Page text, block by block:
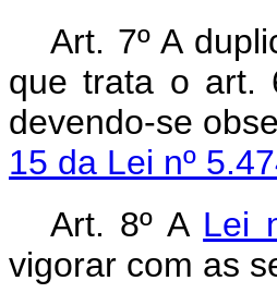
Art. 7º A
que trata o art.
devendo-se
15 da Lei nº
Art. 8º A Lei
vigorar com as